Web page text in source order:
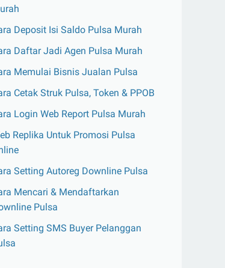
Deposit Isi Saldo Pulsa Murah
Daftar Jadi Agen Pulsa Murah
Memulai Bisnis Jualan Pulsa
Cetak Struk Pulsa, Token & PPOB
Login Web Report Pulsa Murah
Replika Untuk Promosi Pulsa
Setting Autoreg Downline Pulsa
Mencari & Mendaftarkan
Pulsa
Setting SMS Buyer Pelanggan